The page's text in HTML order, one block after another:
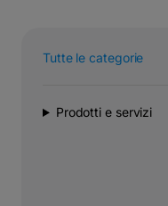
Tutte le categorie
Prodotti e servizi